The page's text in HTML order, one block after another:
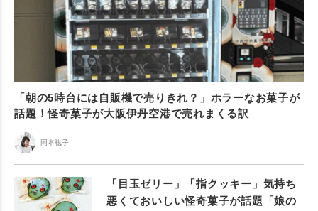
「朝の5時台には自販機で売りきれ？」ホラーなお菓子が
話題！怪奇菓子が大阪伊丹空港で売れまくる訳
岡本聡子
「目玉ゼリー」「指クッキー」気持ち
悪くておいしい怪奇菓子が話題「娘の